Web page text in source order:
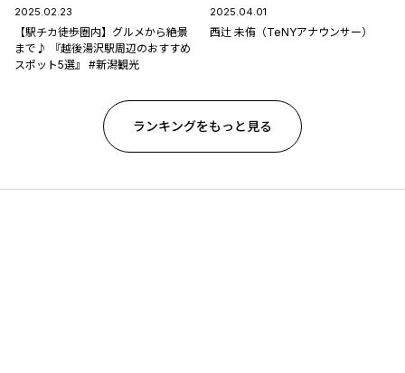
2025.02.23
【駅チカ徒歩圏内】グルメから絶景
まで♪ 『越後湯沢駅周辺のおすすめ
スポット5選』 #新潟観光
2025.04.01
西辻 未侑（TeNYアナウンサー）
ランキングをもっと見る